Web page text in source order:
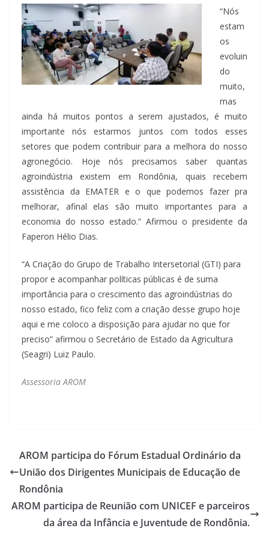
“Nós
estam
os
evoluin
do
muito,
mas
ainda há muitos pontos a serem ajustados, é muito
importante nós estarmos juntos com todos esses
setores que podem contribuir para a melhora do nosso
agronegócio. Hoje nós precisamos saber quantas
agroindústria existem em Rondônia, quais recebem
assistência da EMATER e o que podemos fazer pra
melhorar, afinal elas são muito importantes para a
economia do nosso estado.” Afirmou o presidente da
Faperon Hélio Dias.
“A Criação do Grupo de Trabalho Intersetorial (GTI) para
propor e acompanhar políticas públicas é de suma
importância para o crescimento das agroindústrias do
nosso estado, fico feliz com a criação desse grupo hoje
aqui e me coloco a disposição para ajudar no que for
preciso” afirmou o Secretário de Estado da Agricultura
(Seagri) Luiz Paulo.
Assessoria AROM
AROM participa do Fórum Estadual Ordinário da
União dos Dirigentes Municipais de Educação de
Rondônia
AROM participa de Reunião com UNICEF e parceiros
da área da Infância e Juventude de Rondônia.